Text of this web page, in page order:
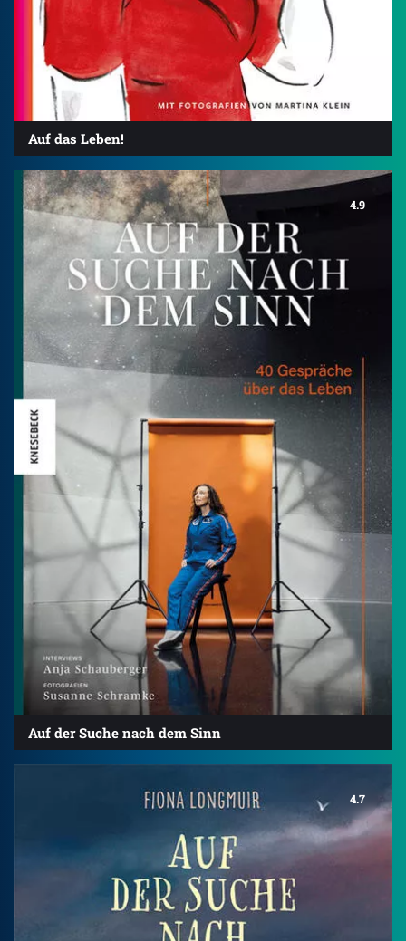
Auf das Leben!
4.9
Auf der Suche nach dem Sinn
4.7